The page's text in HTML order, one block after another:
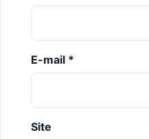
E-mail *
Site